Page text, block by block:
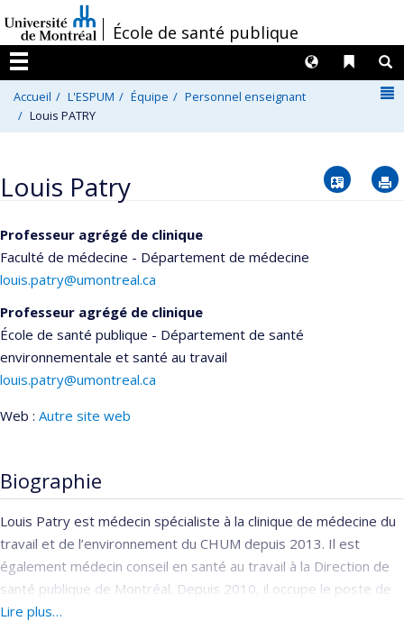
au
contenu
/École de santé publique
Menu
Liens
Langues
Accueil L'ESPUM Équipe
Personnel enseignant
Louis PATRY
Louis Patry Vcard
Professeur agrégé de clinique
Faculté de médecine - Département de médecine
louis.patry@umontreal.ca
Professeur agrégé de clinique
École de santé publique - Département de santé
environnementale et santé au travail
louis.patry@umontreal.ca
Web : Autre site web
Biographie
Louis Patry est médecin spécialiste à la clinique de médecine du
travail et de l’environnement du CHUM depuis 2013. Il est
également médecin conseil en santé au travail à la Direction de
santé publique de Montréal. Depuis 2010, il occupe le poste de
directeur du programme de spécialité en médecine du travail à
Lire plus…